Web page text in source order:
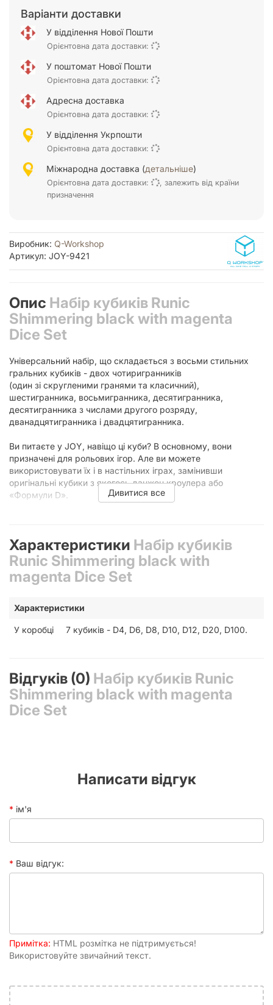
Варіанти доставки
У відділення Нової Пошти
Орієнтовна дата доставки:
У поштомат Нової Пошти
Орієнтовна дата доставки:
Адресна доставка
Орієнтовна дата доставки:
У відділення Укрпошти
Орієнтовна дата доставки:
Міжнародна доставка (детальніше)
Орієнтовна дата доставки:
, залежить від країни
призначення
Виробник: Q-Workshop
Артикул: JOY-9421
Опис Набір кубиків Runic
Shimmering black with magenta
Dice Set
Універсальний набір, що складається з восьми стильних
гральних кубиків - двох чотиригранників
(один зі скругленими гранями та класичний),
шестигранника, восьмигранника, десятигранника,
десятигранника з числами другого розряду,
дванадцятигранника і двадцятигранника.
Ви питаєте у JOY, навіщо ці куби? В основному, вони
призначені для рольових ігор. Але ви можете
використовувати їх і в настільних іграх, замінивши
оригінальні кубики з якогось данжен кроулера або
«Формули D».
для визначення першого гравця. А у крайньому разі такими
кубиками можна стріляти з рогатки по ворогам або
монстрам, коли навколо закінчаться каменюки.
Дивитися все
Характеристики Набір кубиків
Runic Shimmering black with
magenta Dice Set
Характеристики
У коробці 7 кубиків - D4, D6, D8, D10, D12, D20, D100.
Відгуків (0) Набір кубиків Runic
Shimmering black with magenta
Dice Set
Написати відгук
ім'я
Ваш відгук:
Примітка: HTML розмітка не підтримується!
Використовуйте звичайний текст.